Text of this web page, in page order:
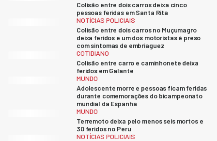
Colisão entre dois carros deixa cinco
pessoas feridas em Santa Rita
NOTÍCIAS POLICIAIS
Colisão entre dois carros no Muçumagro
deixa feridos e um dos motoristas é preso
com sintomas de embriaguez
COTIDIANO
Colisão entre carro e caminhonete deixa
feridos em Galante
MUNDO
Adolescente morre e pessoas ficam feridas
durante comemorações do bicampeonato
mundial da Espanha
MUNDO
Terremoto deixa pelo menos seis mortos e
30 feridos no Peru
NOTÍCIAS POLICIAIS